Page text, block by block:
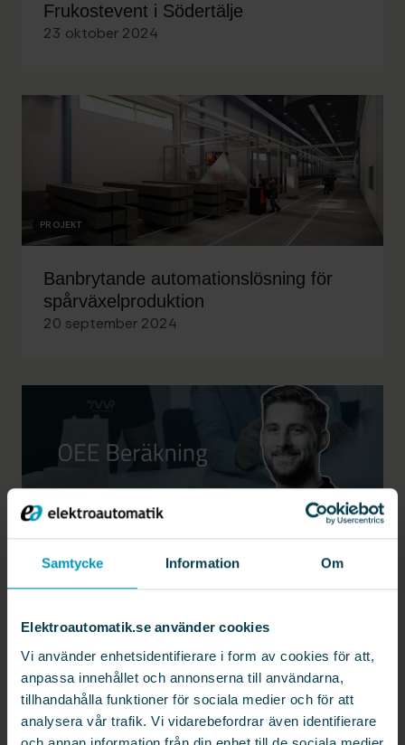
Samtycke Information Om
Elektroautomatik.se använder cookies
Vi använder enhetsidentifierare i form av cookies för att,
anpassa innehållet och annonserna till användarna,
tillhandahålla funktioner för sociala medier och för att
analysera vår trafik. Vi vidarebefordrar även identifierare
Frukostevent i Södertälje
23 oktober 2024
PROJEKT
Banbrytande automationslösning för
spårväxelproduktion
20 september 2024
ARTIKLAR
OEE – Beräkning
19 september 2024